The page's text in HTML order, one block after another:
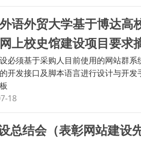
语外贸大学基于博达高
上校史馆建设项目要求
必须基于采购人目前使用的网站群
开发接口及脚本语言进行设计与开
18
总结会（表彰网站建设